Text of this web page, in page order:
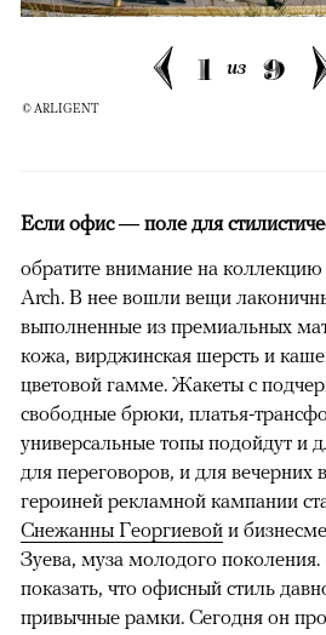
1 из 9
© ARLIGENT
Если офис — поле для
обратите внимание на
Arch. В нее вошли вещи
выполненные из премиальных
кожа, вирджинская шерсть и
цветовой гамме. Жакеты с
свободные брюки, платья-
универсальные топы подойдут и
для переговоров, и для вечерних
героиней рекламной кампании
Снежанны Георгиевой и
Зуева, муза молодого
показать, что офисный стиль
привычные рамки. Сегодня он